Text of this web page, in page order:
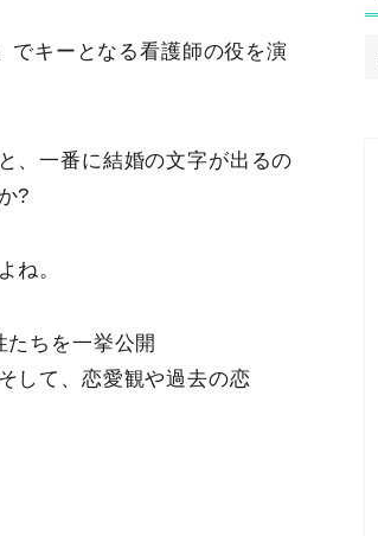
でキーとなる看護師の役を演
、一番に結婚の文字が出るの
?
ね。
ちを一挙公開
して、恋愛観や過去の恋